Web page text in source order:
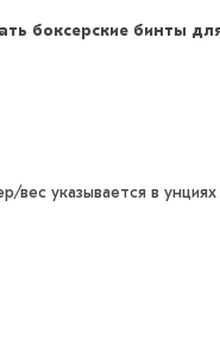
боксерские бинты
вес указывается в